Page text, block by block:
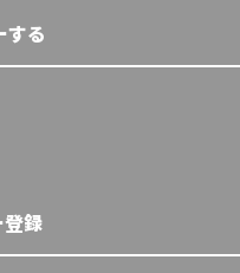
する
登録